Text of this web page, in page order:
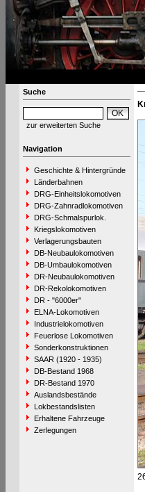
Suche
zur erweiterten Suche
Navigation
Geschichte & Hintergründe
Länderbahnen
DRG-Einheitslokomotiven
DRG-Zahnradlokomotiven
DRG-Schmalspurlok.
Kriegslokomotiven
Verlagerungsbauten
DB-Neubaulokomotiven
DB-Umbaulokomotiven
DR-Neubaulokomotiven
DR-Rekolokomotiven
DR - "6000er"
ELNA-Lokomotiven
Industrielokomotiven
Feuerlose Lokomotiven
Sonderkonstruktionen
SAAR (1920 - 1935)
DB-Bestand 1968
DR-Bestand 1970
Auslandsbestände
Lokbestandslisten
Erhaltene Fahrzeuge
Zerlegungen